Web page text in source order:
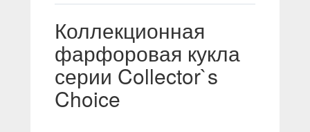
Коллекционная
фарфоровая кукла
серии Collector`s
Choice